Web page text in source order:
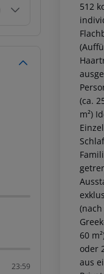
23:59
512
(ca.
m²)
60
oder
aus